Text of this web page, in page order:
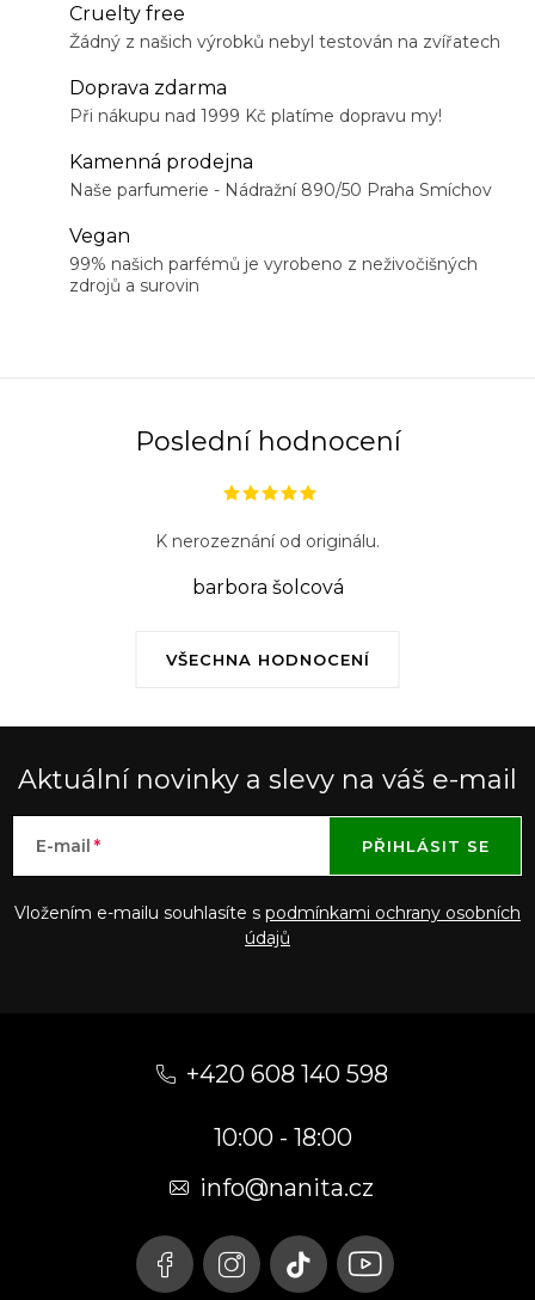
Cruelty free
Žádný z našich výrobků nebyl testován na zvířatech
Doprava zdarma
Při nákupu nad 1999 Kč platíme dopravu my!
Kamenná prodejna
Naše parfumerie - Nádražní 890/50 Praha Smíchov
Vegan
99% našich parfémů je vyrobeno z neživočišných
zdrojů a surovin
Poslední hodnocení
VŠECHNA HODNOCENÍ
K nerozeznání od originálu.
barbora šolcová
Aktuální novinky a slevy na váš e-mail
E-mail
Vložením e-mailu souhlasíte s podmínkami ochrany osobních
údajů
PŘIHLÁSIT SE
+420 608 140 598
10:00 - 18:00
info@nanita.cz